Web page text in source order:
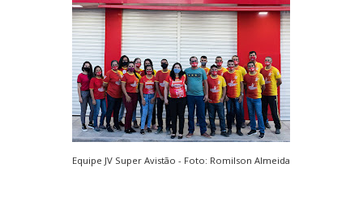
Equipe JV Super Avistão - Foto: Romilson Almeida